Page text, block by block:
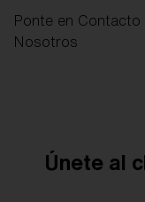
Ponte en Contacto
Nosotros
Únete al